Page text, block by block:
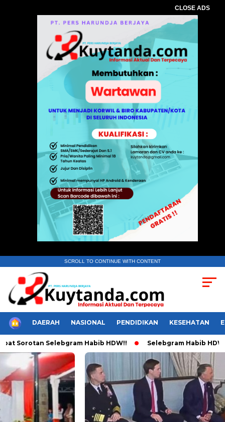
CLOSE ADS
SCROLL TO CONTINUE WITH CONTENT
HOMEDAERAH NASIONAL PENDIDIKAN KESEHATAN
Sorotan Selebgram Habib HDW!! Selebgram Habib HDW